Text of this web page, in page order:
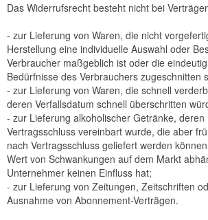
Das Widerrufsrecht besteht nicht bei
- zur Lieferung von Waren, die nicht
Herstellung eine individuelle Auswahl oder
Verbraucher maßgeblich ist oder die
Bedürfnisse des Verbrauchers zugeschnitten
- zur Lieferung von Waren, die schnell
deren Verfallsdatum schnell überschritten
- zur Lieferung alkoholischer Getränke, deren
Vertragsschluss vereinbart wurde, die aber
nach Vertragsschluss geliefert werden
Wert von Schwankungen auf dem Markt
Unternehmer keinen Einfluss hat;
- zur Lieferung von Zeitungen, Zeitschriften
Ausnahme von Abonnement-Verträgen.